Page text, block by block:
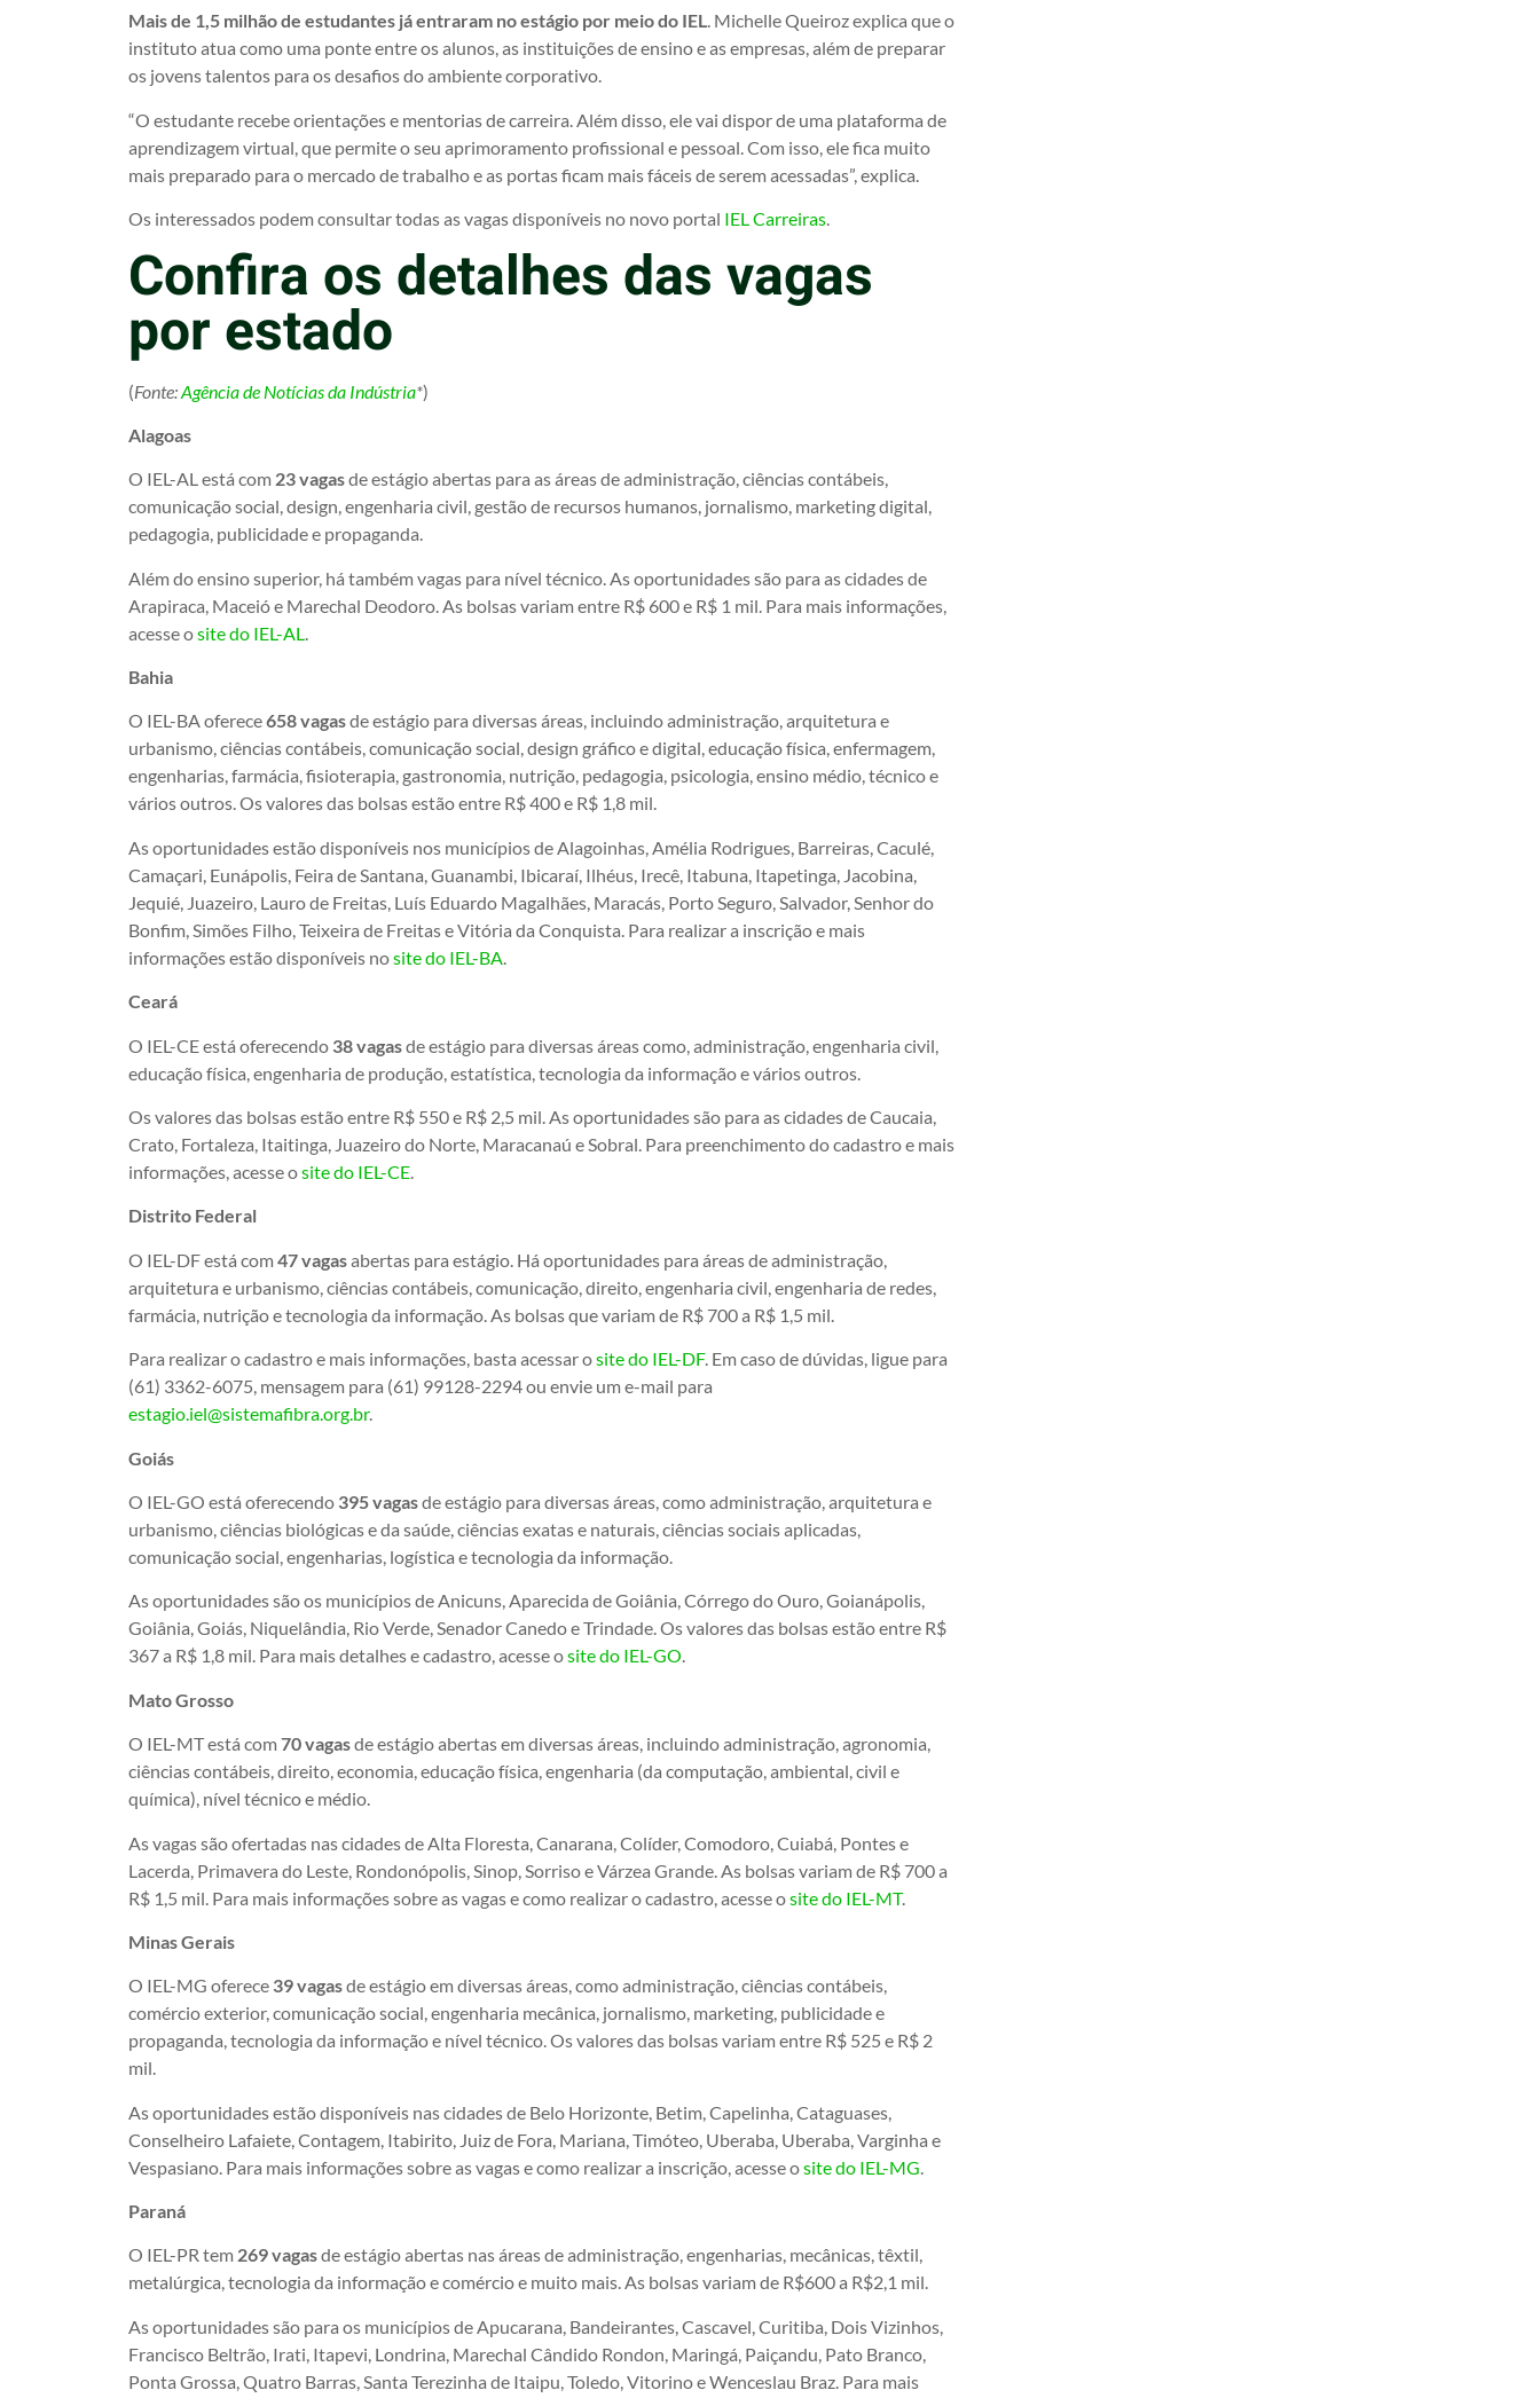
Mais de 1,5 milhão de estudantes já entraram no estágio por meio do IEL. Michelle Queiroz explica que o
instituto atua como uma ponte entre os alunos, as instituições de ensino e as empresas, além de preparar
os jovens talentos para os desafios do ambiente corporativo.
“O estudante recebe orientações e mentorias de carreira. Além disso, ele vai dispor de uma plataforma de
aprendizagem virtual, que permite o seu aprimoramento profissional e pessoal. Com isso, ele fica muito
mais preparado para o mercado de trabalho e as portas ficam mais fáceis de serem acessadas”, explica.
Os interessados podem consultar todas as vagas disponíveis no novo portal IEL Carreiras.
Confira os detalhes das vagas
por estado
(Fonte:Agência de Notícias da Indústria*)
Alagoas
O IEL-AL está com 23 vagasde estágio abertas para as áreas de administração, ciências contábeis,
comunicação social, design, engenharia civil, gestão de recursos humanos, jornalismo, marketing digital,
pedagogia, publicidade e propaganda.
Além do ensino superior, há também vagas para nível técnico. As oportunidades são para as cidades de
Arapiraca, Maceió e Marechal Deodoro. As bolsas variam entre R$ 600 e R$ 1 mil. Para mais informações,
acesse osite do IEL-AL
Bahia
O IEL-BA oferece658 vagasde estágio para diversas áreas, incluindo administração, arquitetura e
urbanismo, ciências contábeis, comunicação social, design gráfico e digital, educação física, enfermagem,
engenharias, farmácia, fisioterapia, gastronomia, nutrição, pedagogia, psicologia, ensino médio, técnico e
vários outros. Os valores das bolsas estão entre R$ 400 e R$ 1,8 mil.
As oportunidades estão disponíveis nos municípios de Alagoinhas, Amélia Rodrigues, Barreiras, Caculé,
Camaçari, Eunápolis, Feira de Santana, Guanambi, Ibicaraí, Ilhéus, Irecê, Itabuna, Itapetinga, Jacobina,
Jequié, Juazeiro, Lauro de Freitas, Luís Eduardo Magalhães, Maracás, Porto Seguro, Salvador, Senhor do
Bonfim, Simões Filho, Teixeira de Freitas e Vitória da Conquista. Para realizar a inscrição e mais
informações estão disponíveis nosite do IEL-BA.
Ceará
O IEL-CE está oferecendo 38 vagasde estágio para diversas áreas como, administração, engenharia civil,
educação física, engenharia de produção, estatística, tecnologia da informação e vários outros.
Os valores das bolsas estão entre R$ 550 e R$ 2,5 mil. As oportunidades são para as cidades de Caucaia,
Crato, Fortaleza, Itaitinga, Juazeiro do Norte, Maracanaú e Sobral. Para preenchimento do cadastro e mais
informações, acesse osite do IEL-CE.
Distrito Federal
O IEL-DF está com47 vagasabertas para estágio. Há oportunidades para áreas de administração,
arquitetura e urbanismo, ciências contábeis, comunicação, direito, engenharia civil, engenharia de redes,
farmácia, nutrição e tecnologia da informação. As bolsas que variam de R$ 700 a R$ 1,5 mil.
Para realizar o cadastro e mais informações, basta acessar osite do IEL-DF. Em caso de dúvidas, ligue para
(61) 3362-6075, mensagem para (61) 99128-2294 ou envie um e-mail para
estagio.iel@sistemafibra.org.br.
Goiás
O IEL-GO está oferecendo 395 vagasde estágio para diversas áreas, como administração, arquitetura e
urbanismo, ciências biológicas e da saúde, ciências exatas e naturais, ciências sociais aplicadas,
comunicação social, engenharias, logística e tecnologia da informação.
As oportunidades são os municípios de Anicuns, Aparecida de Goiânia, Córrego do Ouro, Goianápolis,
Goiânia, Goiás, Niquelândia, Rio Verde, Senador Canedo e Trindade. Os valores das bolsas estão entre R$
367 a R$ 1,8 mil. Para mais detalhes e cadastro, acesse osite do IEL-GO.
Mato Grosso
O IEL-MT está com70 vagasde estágio abertas em diversas áreas, incluindo administração, agronomia,
ciências contábeis, direito, economia, educação física, engenharia (da computação, ambiental, civil e
química), nível técnico e médio.
As vagas são ofertadas nas cidades de Alta Floresta, Canarana, Colíder, Comodoro, Cuiabá, Pontes e
Lacerda, Primavera do Leste, Rondonópolis, Sinop, Sorriso e Várzea Grande. As bolsas variam de R$ 700 a
R$ 1,5 mil. Para mais informações sobre as vagas e como realizar o cadastro, acesse osite do IEL-MT.
Minas Gerais
O IEL-MG oferece 39 vagasde estágio em diversas áreas, como administração, ciências contábeis,
comércio exterior, comunicação social, engenharia mecânica, jornalismo, marketing, publicidade e
propaganda, tecnologia da informação e nível técnico. Os valores das bolsas variam entre R$ 525 e R$ 2
mil.
As oportunidades estão disponíveis nas cidades de Belo Horizonte, Betim, Capelinha, Cataguases,
Conselheiro Lafaiete, Contagem, Itabirito, Juiz de Fora, Mariana, Timóteo, Uberaba, Uberaba, Varginha e
Vespasiano. Para mais informações sobre as vagas e como realizar a inscrição, acesse osite do IEL-MG
Paraná
O IEL-PR tem 269 vagasde estágio abertas nas áreas de administração, engenharias, mecânicas, têxtil,
metalúrgica, tecnologia da informação e comércio e muito mais. As bolsas variam de R$600 a R$2,1 mil.
As oportunidades são para os municípios de Apucarana, Bandeirantes, Cascavel, Curitiba, Dois Vizinhos,
Francisco Beltrão, Irati, Itapevi, Londrina, Marechal Cândido Rondon, Maringá, Paiçandu, Pato Branco,
Ponta Grossa, Quatro Barras, Santa Terezinha de Itaipu, Toledo, Vitorino e Wenceslau Braz. Para mais